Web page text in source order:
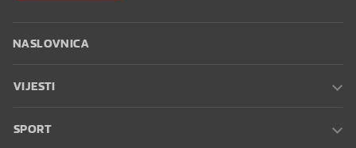
NASLOVNICA
VIJESTI
SPORT